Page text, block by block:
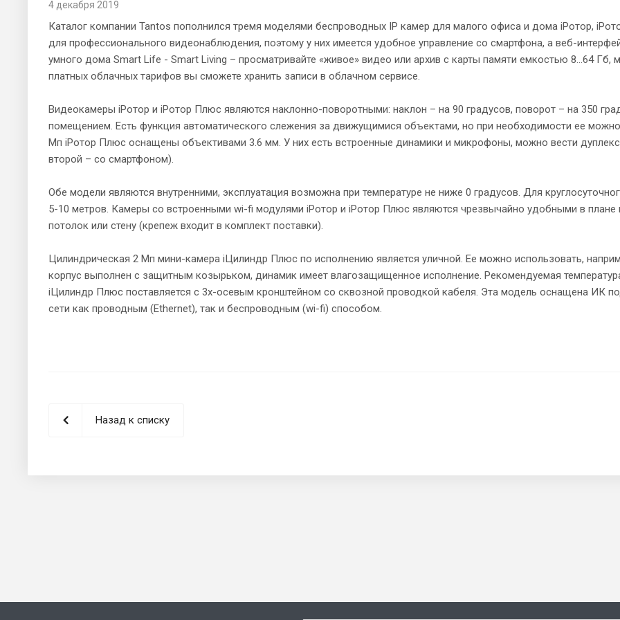
4 декабря 2019
Каталог компании Tantos пополнился тремя моделями беспроводных IP камер для малого офиса и дома iРотор,
для профессионального видеонаблюдения, поэтому у них имеется удобное управление со смартфона, а веб-
умного дома Smart Life - Smart Living – просматривайте «живое» видео или архив с карты памяти емкостью 8…64 Гб,
платных облачных тарифов вы сможете хранить записи в облачном сервисе.
Видеокамеры iРотор и iРотор Плюс являются наклонно-поворотными: наклон – на 90 градусов, поворот – на 350
помещением. Есть функция автоматического слежения за движущимися объектами, но при необходимости ее
Мп iРотор Плюс оснащены объективами 3.6 мм. У них есть встроенные динамики и микрофоны, можно вести
второй – со смартфоном).
Обе модели являются внутренними, эксплуатация возможна при температуре не ниже 0 градусов. Для
5-10 метров. Камеры со встроенными wi-fi модулями iРотор и iРотор Плюс являются чрезвычайно удобными в плане
потолок или стену (крепеж входит в комплект поставки).
Цилиндрическая 2 Мп мини-камера iЦилиндр Плюс по исполнению является уличной. Ее можно использовать,
корпус выполнен с защитным козырьком, динамик имеет влагозащищенное исполнение. Рекомендуемая
iЦилиндр Плюс поставляется с 3х-осевым кронштейном со сквозной проводкой кабеля. Эта модель оснащена ИК
сети как проводным (Ethernet), так и беспроводным (wi-fi) способом.
Назад к списку